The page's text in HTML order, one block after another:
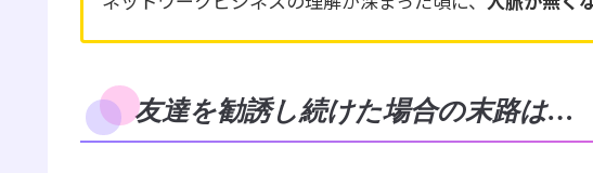
友達を勧誘し続けた場合の末路は…